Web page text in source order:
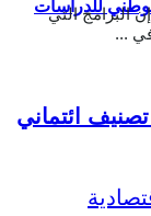
للدراسات
البرامج التي
ائتماني